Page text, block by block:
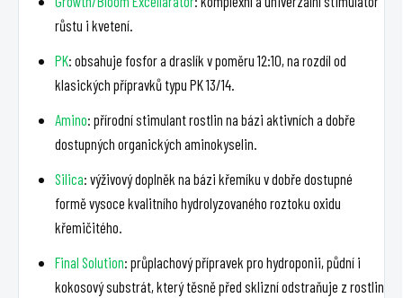
růstu i kvetení.
PK: obsahuje fosfor a draslík v poměru 12:10, na rozdíl od
klasických přípravků typu PK 13/14.
Amino: přírodní stimulant rostlin na bázi aktivních a dobře
dostupných organických aminokyselin.
Silica: výživový doplněk na bázi křemíku v dobře dostupné
formě vysoce kvalitního hydrolyzovaného roztoku oxidu
křemičitého.
Final Solution: průplachový přípravek pro hydroponii, půdní i
kokosový substrát, který těsně před sklizní odstraňuje z rostlin